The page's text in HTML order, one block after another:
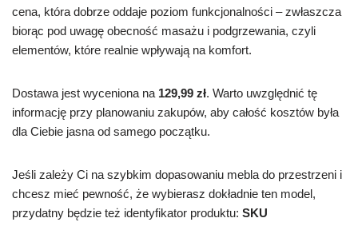
cena, która dobrze oddaje poziom funkcjonalności – zwłaszcza
biorąc pod uwagę obecność masażu i podgrzewania, czyli
elementów, które realnie wpływają na komfort.
Dostawa jest wyceniona na 129,99 zł. Warto uwzględnić tę
informację przy planowaniu zakupów, aby całość kosztów była
dla Ciebie jasna od samego początku.
Jeśli zależy Ci na szybkim dopasowaniu mebla do przestrzeni i
chcesz mieć pewność, że wybierasz dokładnie ten model,
przydatny będzie też identyfikator produktu: SKU